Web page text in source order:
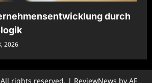
durch
2026
rights reserved. | ReviewNews by AF